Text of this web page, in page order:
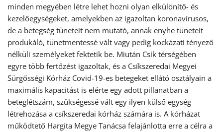
minden megyében létre lehet hozni olyan elkülönítő- és
kezelőegységeket, amelyekben az igazoltan koronavírusos,
de a betegség tüneteit nem mutató, annak enyhe tüneteit
produkáló, tünetmentessé vált vagy pedig kockázati tényező
nélküli személyeket fektetik be. Miután Csík térségében
egyre több fertőzést igazoltak, és a Csíkszeredai Megyei
Sürgősségi Kórház Covid-19-es betegeket ellátó osztályain a
maximális kapacitást is elérte egy adott pillanatban a
beteglétszám, szükségessé vált egy ilyen külső egység
létrehozása a csíkszeredai kórház számára is. A kórházat
működtető Hargita Megye Tanácsa felajánlotta erre a célra a